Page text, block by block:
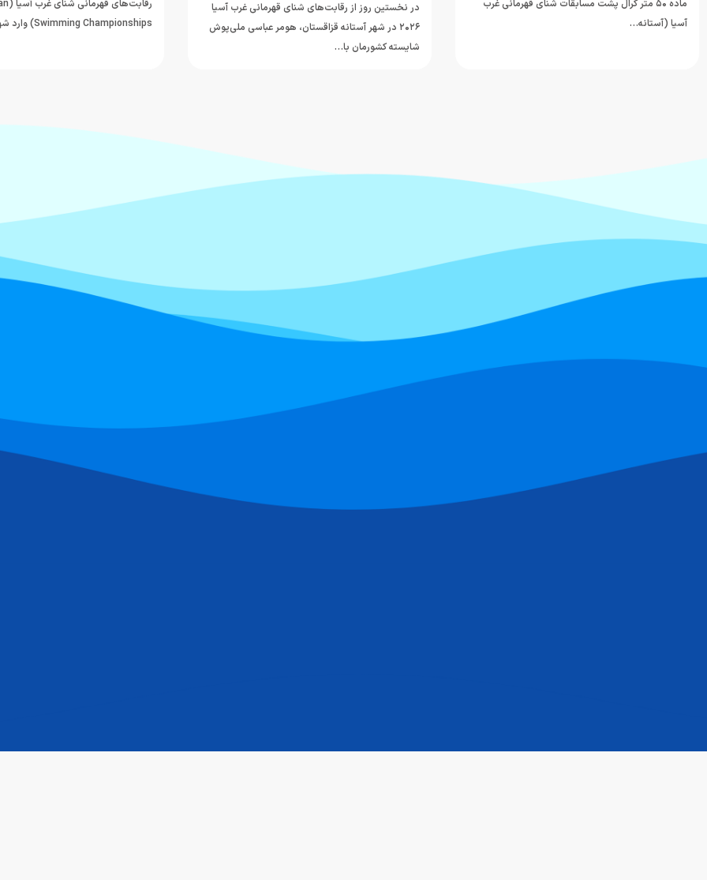
در نخستین روز از رقابت‌های شنای قهرمانی غرب آسیا
۲۰۲۶ در شهر آستانه قزاقستان، هومر عباسی ملی‌پوش
رقابت‌های قهرمانی شنای غرب آسیا (AOSI West Asian
Swimming Championships) وارد شهر…
امیر مطاعی، ملی‌پوش شنای ایران که
ثبت رکوردهای ارزشمند در رقابت‌های